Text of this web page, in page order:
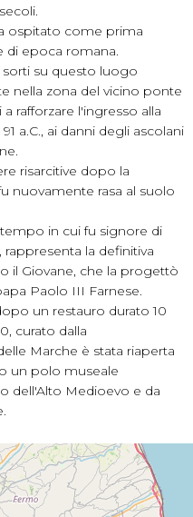
ospitato come prima
di epoca romana.
su questo luogo
nella zona del vicino ponte
rafforzare l'ingresso alla
a.C., ai danni degli ascolani
risarcitive dopo la
nuovamente rasa al suolo
tempo in cui fu signore di
la definitiva
il Giovane, che la progettò
Paolo III Farnese.
un restauro durato 10
curato dalla
Marche è stata riaperta
un polo museale
dell'Alto Medioevo e da